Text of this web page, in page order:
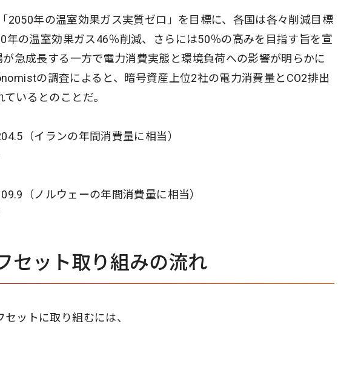
2050年の温室効果ガス実質ゼロ」を目標に、各国は各々削減目標
年の温室効果ガス46％削減、さらには50％の高みを目指す旨を宣
急成長する一方で電力消費実態と環境負荷への影響が明らかに
の調査によると、暗号資産上位2社の電力消費量とCO2排出
いるとのことだ。
（イランの年間消費量に相当）
（ノルウェーの年間消費量に相当）
セット取り組みの流れ
ットに取り組むには、